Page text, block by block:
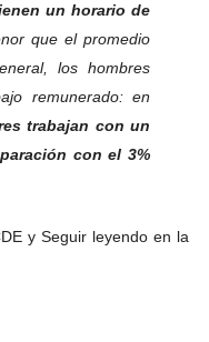
un horario de
que el promedio
los hombres
remunerado: en
trabajan con un
con el 3%
y Seguir leyendo en la